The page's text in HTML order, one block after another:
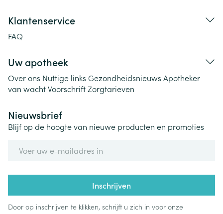
Klantenservice
FAQ
Uw apotheek
Over ons Nuttige links Gezondheidsnieuws Apotheker
van wachtVoorschriftZorgtarieven
Nieuwsbrief
Blijf op de hoogte van nieuwe producten en promoties
Inschrijven
Door op inschrijven te klikken, schrijft u zich in voor onze